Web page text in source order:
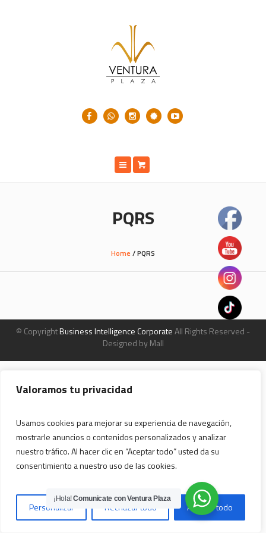
Valoramos tu privacidad
Usamos cookies para mejorar su experiencia de navegación,
mostrarle anuncios o contenidos personalizados y analizar
nuestro tráfico. Al hacer clic en “Aceptar todo” usted da su
consentimiento a nuestro uso de las cookies.
Personalizar Rechazar todo Aceptar todo
PQRS
Home /PQRS
© CopyrightBusiness Intelligence CorporateAll Rights Reserved -
Designed by Mall
¡Hola!Comunicate con Ventura Plaza